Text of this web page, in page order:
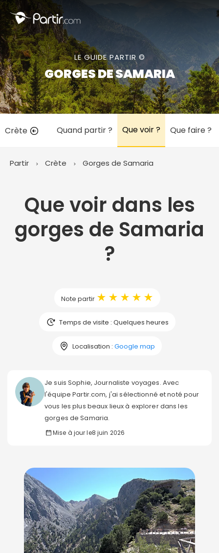
LE GUIDE PARTIR ©
GORGES DE SAMARIA
Crète Quand partir ? Que voir ? Que faire ?
Partir Crète Gorges de Samaria
Que voir dans les
gorges de Samaria
?
Note partir ★ ★ ★ ★ ★
Temps de visite : Quelques heures
Localisation : Google map
Je suis Sophie, Journaliste voyages. Avec
l'équipe Partir.com, j'ai sélectionné et noté pour
vous les plus beaux lieux à explorer dans les
gorges de Samaria.
Mise à jour le8 juin 2026
📍 Destinations populaires
☀️ Où partir par mois
Avril Mai
Juillet
Août Septembre
Octobre